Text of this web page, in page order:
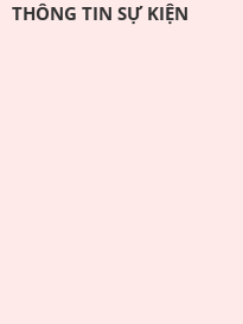
THÔNG TIN SỰ KIỆN